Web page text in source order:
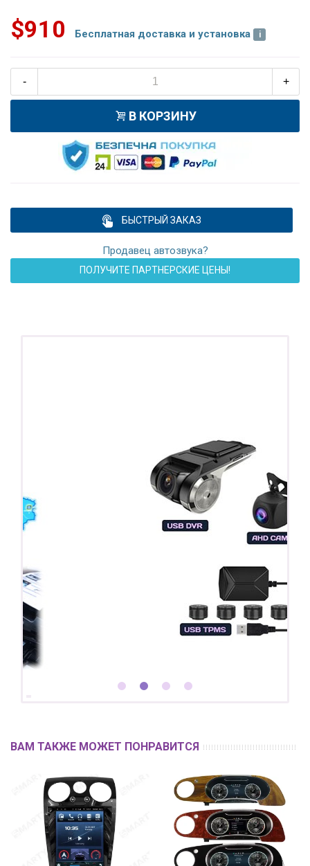
$910 Бесплатная доставка и установка
- +
В КОРЗИНУ
БЫСТРЫЙ ЗАКАЗ
Продавец автозвука?
ПОЛУЧИТЕ ПАРТНЕРСКИЕ ЦЕНЫ!
ВАМ ТАКЖЕ МОЖЕТ ПОНРАВИТСЯ